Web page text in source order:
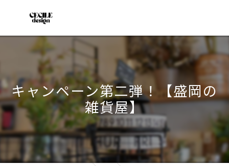
キャンペーン第二弾！【盛岡の
雑貨屋】